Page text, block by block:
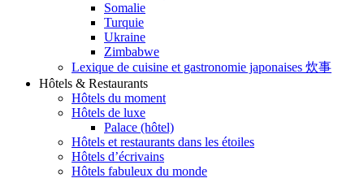
Somalie
Turquie
Ukraine
Zimbabwe
Lexique de cuisine et gastronomie japonaises 炊事
Hôtels & Restaurants
Hôtels du moment
Hôtels de luxe
Palace (hôtel)
Hôtels et restaurants dans les étoiles
Hôtels d’écrivains
Hôtels fabuleux du monde